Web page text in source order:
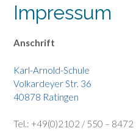
Impressum
Anschrift
Karl-Arnold-Schule
Volkardeyer Str. 36
40878 Ratingen
Tel.: +49(0)2102 / 550 – 8472